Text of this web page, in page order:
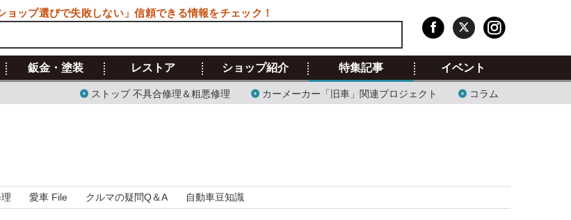
鈑金・塗装 レストア ショップ紹介 特集記事
ストップ 不具合修理＆粗悪修理 カーメーカー「旧車」関連プロジェクト コラム
イベント
愛車 File クルマの疑問Q＆A 自動車豆知識
ョップ選びで失敗しない」信頼できる情報をチェック！